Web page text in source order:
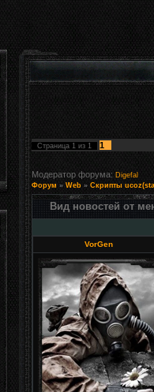
Страница 1 из 1 1
Модератор форума: Digefal
Форум » Web » Скрипты
Вид новостей от
VorGen